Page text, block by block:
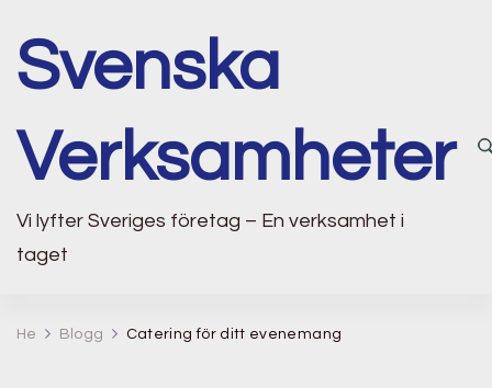
Svenska
Verksamheter
Vi lyfter Sveriges företag – En verksamhet i
taget
He Blogg Catering för ditt evenemang